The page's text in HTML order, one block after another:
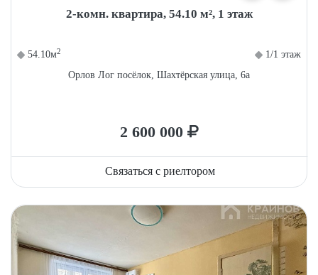
2-комн. квартира, 54.10 м², 1 этаж
54.10м2
1/1 этаж
Орлов Лог посёлок, Шахтёрская улица, 6а
2 600 000
Связаться с риелтором